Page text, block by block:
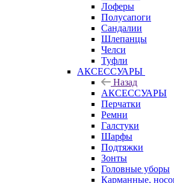
Лоферы
Полусапоги
Сандалии
Шлепанцы
Челси
Туфли
АКСЕССУАРЫ
Назад
АКСЕССУАРЫ
Перчатки
Ремни
Галстуки
Шарфы
Подтяжки
Зонты
Головные уборы
Карманные,